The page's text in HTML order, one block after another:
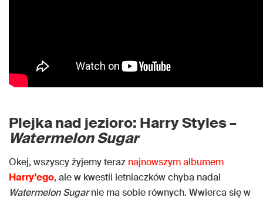
Plejka nad jezioro: Harry Styles –
Watermelon Sugar
Okej, wszyscy żyjemy teraz najnowszym albumem
Harry’ego, ale w kwestii letniaczków chyba nadal
Watermelon Sugarnie ma sobie równych. Wwierca się w